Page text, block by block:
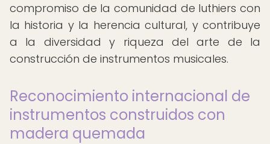
compromiso de la comunidad de luthiers con
la historia y la herencia cultural, y contribuye
a la diversidad y riqueza del arte de la
construcción de instrumentos musicales.
Reconocimiento internacional de
instrumentos construidos con
madera quemada